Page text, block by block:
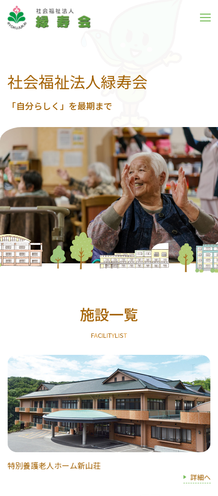
社会福祉法人緑寿会
「自分らしく」を最期まで
特別養護老人ホーム新山荘
詳細へ
施設一覧
FACIL ITYL IST